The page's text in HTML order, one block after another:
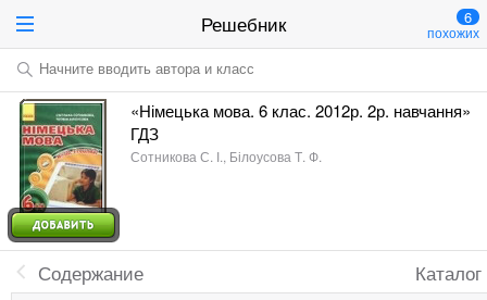
Решебник 6
похожих
Начните вводить автора и класс
«Німецька мова. 6 клас. 2012р. 2р. навчання»
ГДЗ
Сотникова С. І., Білоусова Т. Ф.
Каталог
Содержание